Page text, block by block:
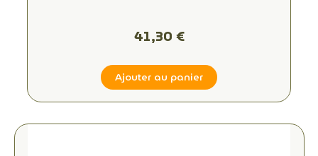
41,30 €
Ajouter au panier